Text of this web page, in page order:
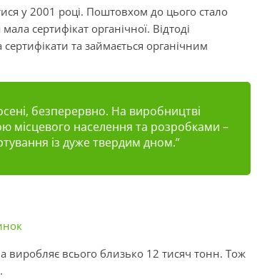
у 2001 році. Поштовхом до цього стало
сертифікат органічної. Відтоді
та займається органічним
безперервно. На виробництві
місцевого населення та розробками –
із дуже твердим дном.”
виробляє всього близько 12 тисяч тонн. Тож